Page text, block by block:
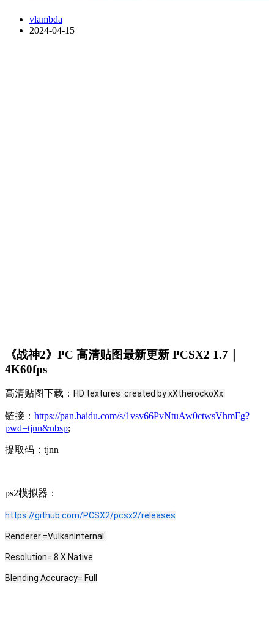
vlambda
2024-04-15
《战神2》PC 高清贴图最新更新 PCSX2 1.7｜
4K60fps
高清贴图下载： HD textures  created by xXtherockoXx.
链接： https://pan.baidu.com/s/1vsv66PvNtuAw0ctwsVhmFg?
pwd=tjnn&nbsp;
提取码：tjnn
ps2模拟器：
https://github.com/PCSX2/pcsx2/releases
Renderer =VulkanInternal
Resolution= 8 X Native
Blending Accuracy= Full